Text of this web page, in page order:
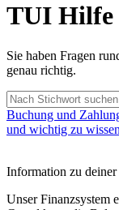
TUI
Sie haben Fragen
genau richtig.
Buchung und
und wichtig zu wissen
Information zu
Unser Finanzsystem